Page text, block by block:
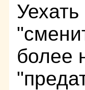
более